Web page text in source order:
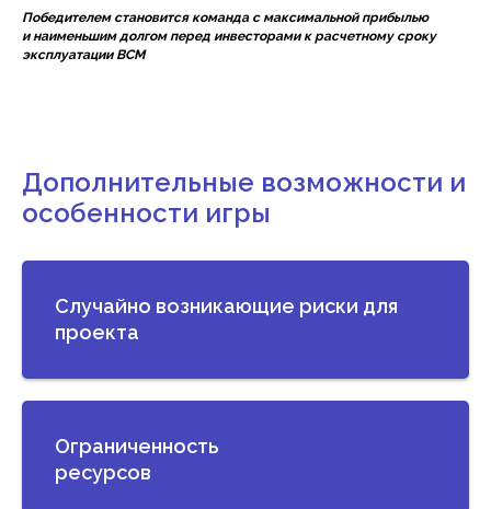
Победителем становится команда с максимальной прибылью
и наименьшим долгом перед инвесторами к расчетному сроку
эксплуатации ВСМ
Дополнительные возможности и
особенности игры
Случайно возникающие риски для
проекта
Ограниченность
ресурсов